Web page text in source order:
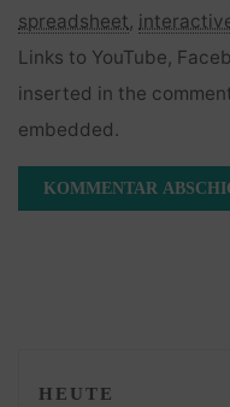
spreadsheet,
Links to YouTube,
inserted in the
embedded.
HEUTE